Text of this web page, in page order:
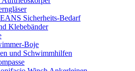
Sicherheits-Bedarf
Klebebänder
Boje
und Schwimmhilfen